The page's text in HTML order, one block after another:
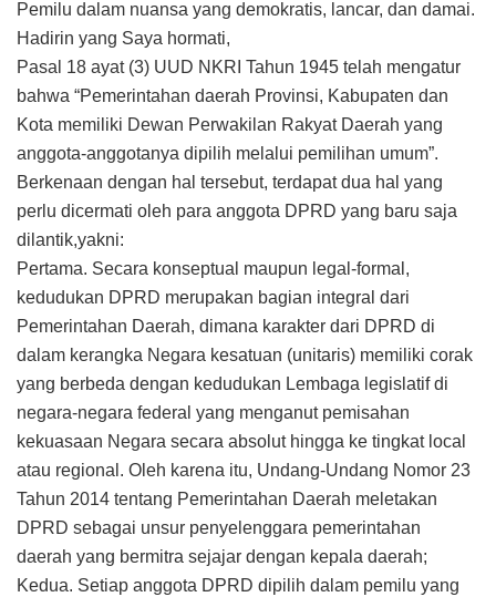
Pemilu dalam nuansa yang demokratis, lancar, dan damai.
Hadirin yang Saya hormati,
Pasal 18 ayat (3) UUD NKRI Tahun 1945 telah mengatur
bahwa “Pemerintahan daerah Provinsi, Kabupaten dan
Kota memiliki Dewan Perwakilan Rakyat Daerah yang
anggota-anggotanya dipilih melalui pemilihan umum”.
Berkenaan dengan hal tersebut, terdapat dua hal yang
perlu dicermati oleh para anggota DPRD yang baru saja
dilantik,yakni:
Pertama. Secara konseptual maupun legal-formal,
kedudukan DPRD merupakan bagian integral dari
Pemerintahan Daerah, dimana karakter dari DPRD di
dalam kerangka Negara kesatuan (unitaris) memiliki corak
yang berbeda dengan kedudukan Lembaga legislatif di
negara-negara federal yang menganut pemisahan
kekuasaan Negara secara absolut hingga ke tingkat local
atau regional. Oleh karena itu, Undang-Undang Nomor 23
Tahun 2014 tentang Pemerintahan Daerah meletakan
DPRD sebagai unsur penyelenggara pemerintahan
daerah yang bermitra sejajar dengan kepala daerah;
Kedua. Setiap anggota DPRD dipilih dalam pemilu yang